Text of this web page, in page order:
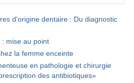
d'origine dentaire : Du diagnostic
: mise au point
la femme enceinte
en pathologie et chirurgie
des antibiotiques»